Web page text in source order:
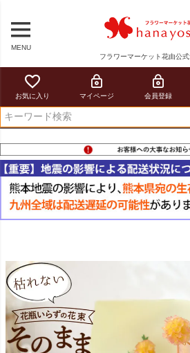
MENU
フラワーマーケット花由公式
お気に入り マイページ 会員登録